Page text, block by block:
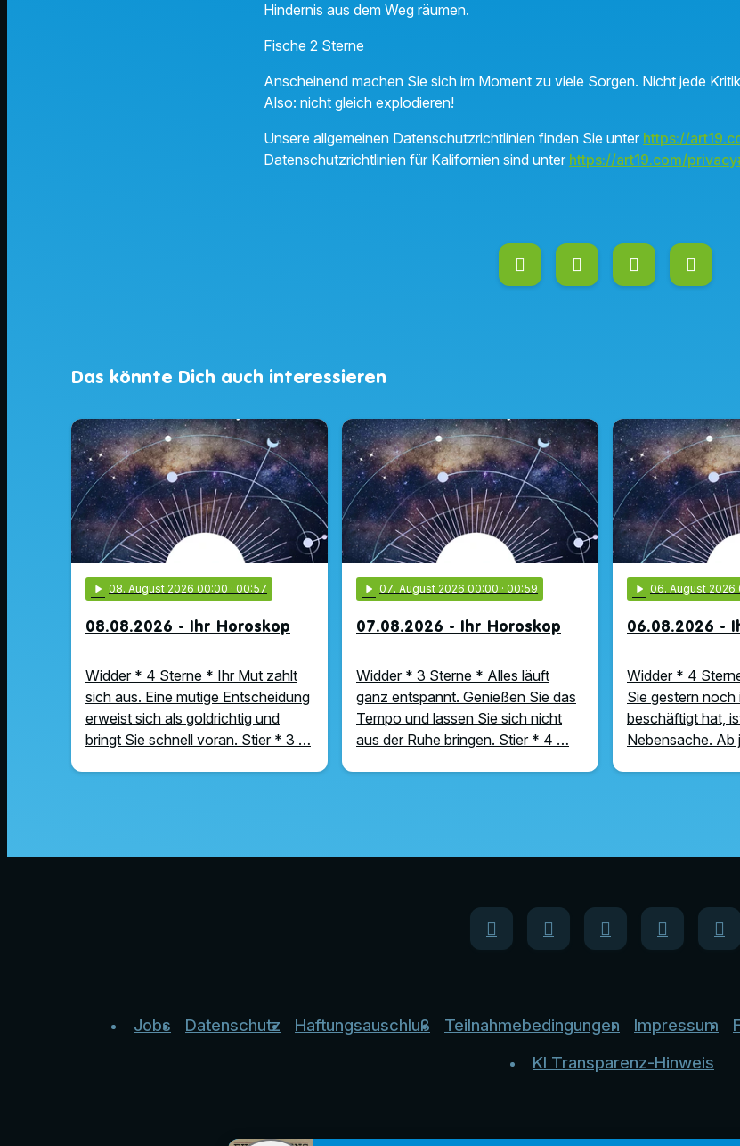
Hindernis aus dem Weg räumen.
Fische 2 Sterne
Anscheinend machen Sie sich im Moment zu viele Sorgen. Nicht jede
Also: nicht gleich explodieren!
Unsere allgemeinen Datenschutzrichtlinien finden Sie unter https://
Datenschutzrichtlinien für Kalifornien sind unter https://art19.com/
Das könnte Dich auch interessieren
play_arrow 08. August 2026 00:00 · 00:57
08.08.2026 - Ihr Horoskop
Widder * 4 Sterne * Ihr Mut zahlt
sich aus. Eine mutige Entscheidung
erweist sich als goldrichtig und
bringt Sie schnell voran. Stier * 3 …
play_arrow 07. August 2026 00:00 · 00:59
07.08.2026 - Ihr Horoskop
Widder * 3 Sterne * Alles läuft
ganz entspannt. Genießen Sie das
Tempo und lassen Sie sich nicht
aus der Ruhe bringen. Stier * 4 …
play_arrow 06. August 2026
06.08.2026 -
Widder * 4
Sie gestern noch
beschäftigt hat,
Nebensache.
Jobs Datenschutz Haftungsauschluß Teilnahmebedingungen Impressum
KI Transparenz-Hinweis